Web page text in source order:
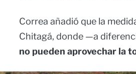
Correa añadió que la
Chitagá, donde —a
no pueden aprovechar la